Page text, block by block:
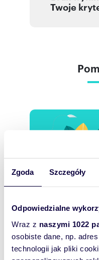
Zgoda Szczegóły
Odpowiedzialne
Wraz z naszymi 1022
osobiste dane, np.
technologii jak pliki
Twoje
ofertach